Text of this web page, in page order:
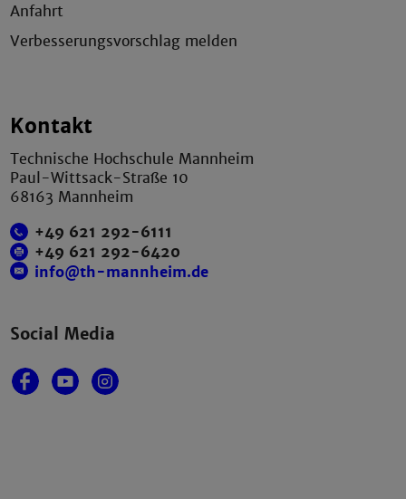
Anfahrt
Verbesserungsvorschlag melden
Kontakt
Technische Hochschule Mannheim
Paul-Wittsack-Straße 10
68163 Mannheim
+49 621 292-6111
+49 621 292-6420
info@th-mannheim.de
Social Media